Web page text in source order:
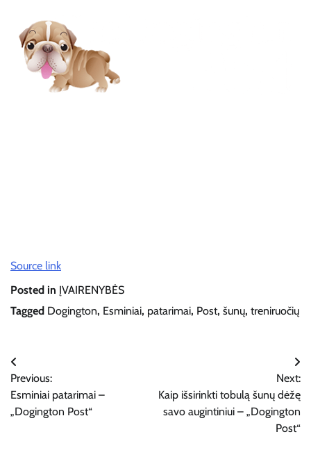
Source link
Posted in ĮVAIRENYBĖS
Tagged Dogington, Esminiai, patarimai, Post, šunų, treniruočių
Navigacija
tarp
įrašų
Previous:
Esminiai patarimai –
„Dogington Post“
Next:
Kaip išsirinkti tobulą šunų dėžę
savo augintiniui – „Dogington
Post“